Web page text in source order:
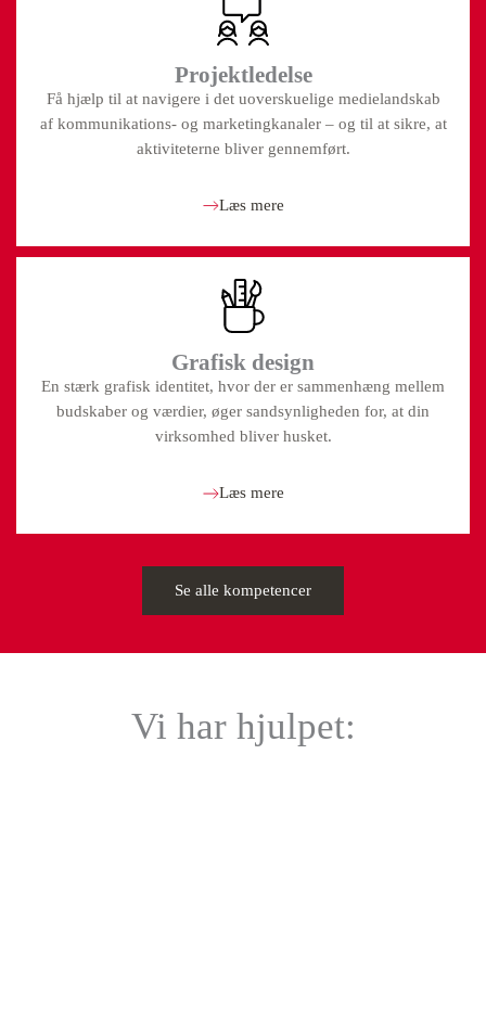
Projektledelse
Få hjælp til at navigere i det uoverskuelige medielandskab
af kommunikations- og marketingkanaler – og til at sikre, at
aktiviteterne bliver gennemført.
Læs mere
Grafisk design
En stærk grafisk identitet, hvor der er sammenhæng mellem
budskaber og værdier, øger sandsynligheden for, at din
virksomhed bliver husket.
Læs mere
Se alle kompetencer
Vi har hjulpet: